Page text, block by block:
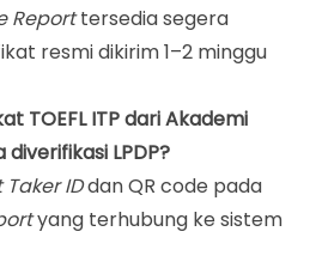
Reporttersedia segera
resmi dikirim 1–2 minggu
TOEFL ITP dari Akademi
diverifikasi LPDP?
Taker IDdan QR code pada
yang terhubung ke sistem